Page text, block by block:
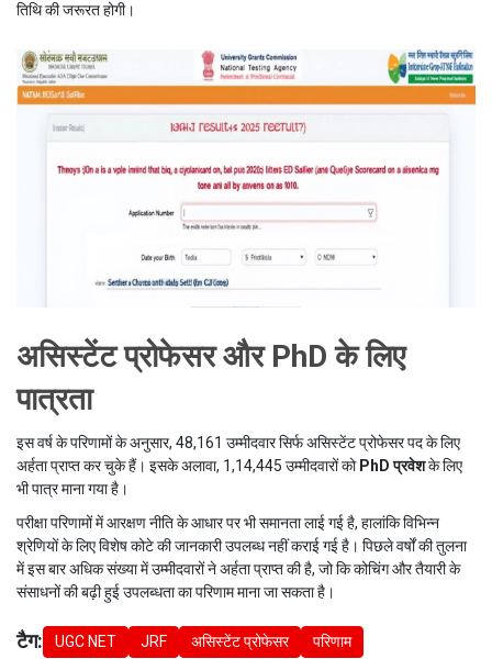
तिथि की जरूरत होगी।
असिस्टेंट प्रोफेसर और PhD के लिए
पात्रता
इस वर्ष के परिणामों के अनुसार, 48,161 उम्मीदवार सिर्फ असिस्टेंट प्रोफेसर पद के लिए
अर्हता प्राप्त कर चुके हैं। इसके अलावा, 1,14,445 उम्मीदवारों को PhD प्रवेशके लिए
भी पात्र माना गया है।
परीक्षा परिणामों में आरक्षण नीति के आधार पर भी समानता लाई गई है, हालांकि विभिन्न
श्रेणियों के लिए विशेष कोटे की जानकारी उपलब्ध नहीं कराई गई है। पिछले वर्षों की तुलना
में इस बार अधिक संख्या में उम्मीदवारों ने अर्हता प्राप्त की है, जो कि कोचिंग और तैयारी के
संसाधनों की बढ़ी हुई उपलब्धता का परिणाम माना जा सकता है।
टैग: UGC NET JRF असिस्टेंट प्रोफेसर परिणाम